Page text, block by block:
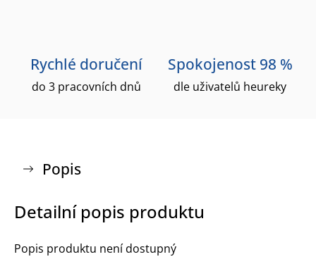
Rychlé doručení
do 3 pracovních dnů
Spokojenost 98 %
dle uživatelů heureky
Popis
Detailní popis produktu
Popis produktu není dostupný